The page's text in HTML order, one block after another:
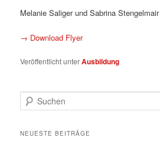
Melanie Saliger und Sabrina Stengelmair
→ Download Flyer
Veröffentlicht unterAusbildung
u
h
NEUESTE BEITRÄGE